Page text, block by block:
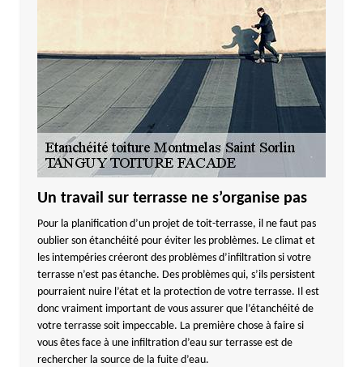
Un travail sur terrasse ne s’organise pas
Pour la planification d’un projet de toit-terrasse, il ne faut pas
oublier son étanchéité pour éviter les problèmes. Le climat et
les intempéries créeront des problèmes d’infiltration si votre
terrasse n’est pas étanche. Des problèmes qui, s’ils persistent
pourraient nuire l’état et la protection de votre terrasse. Il est
donc vraiment important de vous assurer que l’étanchéité de
votre terrasse soit impeccable. La première chose à faire si
vous êtes face à une infiltration d’eau sur terrasse est de
rechercher la source de la fuite d’eau.